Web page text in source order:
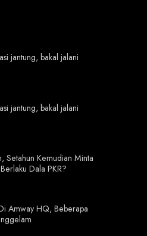
jantung, bakal jalani
jantung, bakal jalani
Setahun Kemudian Minta
Dala PKR?
Amway HQ, Beberapa